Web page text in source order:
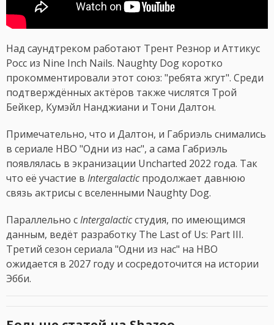
Над саундтреком работают Трент Резнор и Аттикус
Росс из Nine Inch Nails. Naughty Dog коротко
прокомментировали этот союз: "ребята жгут". Среди
подтверждённых актёров также числятся Трой
Бейкер, Кумэйл Нанджиани и Тони Далтон.
Примечательно, что и Далтон, и Габриэль снимались
в сериале HBO "Одни из нас", а сама Габриэль
появлялась в экранизации Uncharted 2022 года. Так
что её участие в Intergalacticпродолжает давнюю
связь актрисы с вселенными Naughty Dog.
Параллельно сIntergalacticстудия, по имеющимся
данным, ведёт разработку The Last of Us: Part III.
Третий сезон сериала "Одни из нас" на HBO
ожидается в 2027 году и сосредоточится на истории
Эбби.